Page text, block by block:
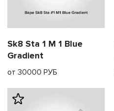
Sk8 Sta 1 M 1 Blue
Gradient
от 30000 РУБ